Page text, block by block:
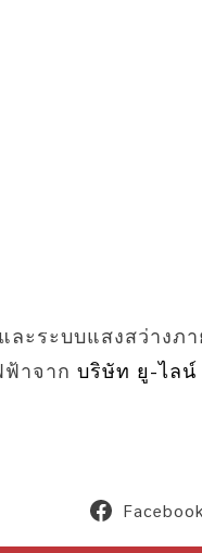
ละระบบแสงสว่างภ
าจาก บริษัท ยู-ไลน์
Facebook